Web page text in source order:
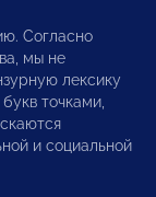
Согласно
мы не
лексику
точками,
и социальной